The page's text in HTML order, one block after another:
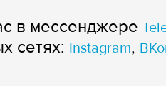
в мессенджере
сетях: Instagram,